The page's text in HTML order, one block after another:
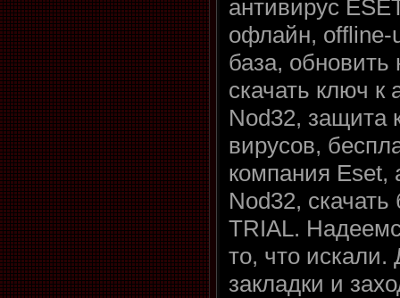
антивирус
офлайн, offline-
база, обновить
скачать ключ к
Nod32, защита
вирусов,
компания Eset,
Nod32,
TRIAL.
то, что
закладки и